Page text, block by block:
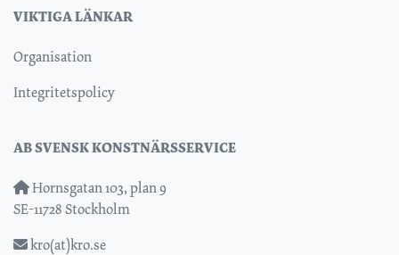
VIKTIGA LÄNKAR
Organisation
Integritetspolicy
AB SVENSK KONSTNÄRSSERVICE
Hornsgatan 103, plan 9
SE-11728 Stockholm
kro(at)kro.se